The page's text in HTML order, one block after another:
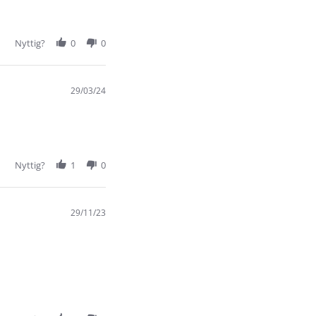
Nyttig? 0 0
29/03/24
Nyttig? 1 0
29/11/23